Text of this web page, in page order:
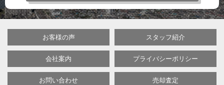
お客様の声 スタッフ紹介
会社案内 プライバシーポリシー
お問い合わせ 売却査定